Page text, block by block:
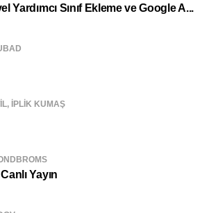
Yardımcı Sınıf Ekleme ve Google A...
IPLIK KUMAŞ
Yayın